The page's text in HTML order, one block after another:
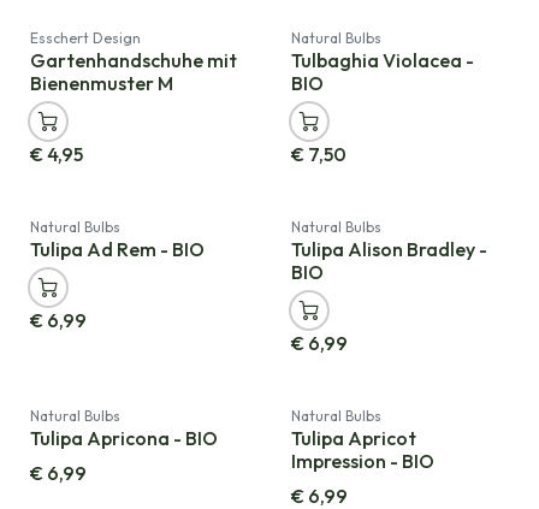
Esschert Design
Gartenhandschuhe mit
Bienenmuster M
€4,95
Natural Bulbs
Tulbaghia Violacea -
BIO
€ 7,50
Natural Bulbs
Tulipa Ad Rem - BIO
€ 6,99
Neu!
Natural Bulbs
Tulipa Alison Bradley -
BIO
€ 6,99
Natural Bulbs
Tulipa Apricona - BIO
€ 6,99
Natural Bulbs
Tulipa Apricot
Impression - BIO
€ 6,99